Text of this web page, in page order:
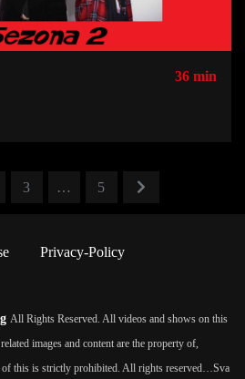
36 min
3 … 5
Privacy-Policy
All Rights Reserved. All videos and shows on this
images and content are the property of,
this is strictly prohibited. All rights reserved… Sva